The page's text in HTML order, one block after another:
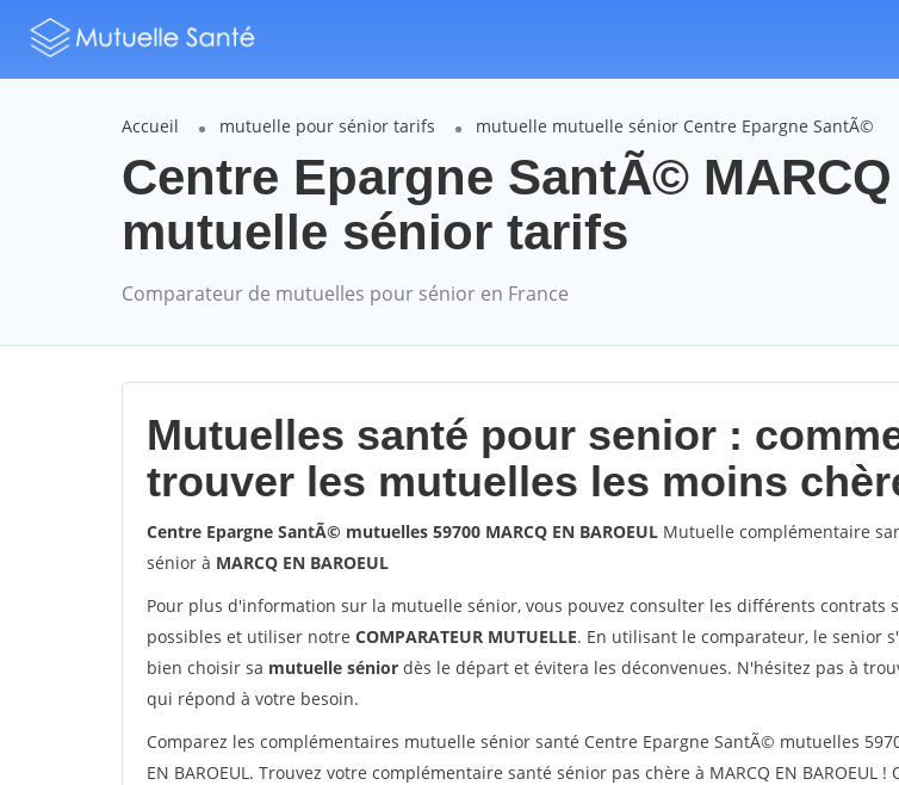
Accueil mutuelle pour sénior tarifs mutuelle mutuelle sénior Centre Epargne SantÃ©
Centre Epargne SantÃ©
mutuelle sénior tarifs
Comparateur de mutuelles pour sénior en France
Mutuelles santé pour senior :
trouver les mutuelles les moins
Centre Epargne SantÃ© mutuelles 59700 MARCQ EN BAROEUL Mutuelle complémentaire
sénior à MARCQ EN BAROEUL
Pour plus d'information sur la mutuelle sénior, vous pouvez consulter les différents contrats
possibles et utiliser notre COMPARATEUR MUTUELLE. En utilisant le comparateur, le senior
bien choisir sa mutuelle sénior dès le départ et évitera les déconvenues. N'hésitez pas à
qui répond à votre besoin.
Comparez les complémentaires mutuelle sénior santé Centre Epargne SantÃ© mutuelles
EN BAROEUL. Trouvez votre complémentaire santé sénior pas chère à MARCQ EN BAROEUL !